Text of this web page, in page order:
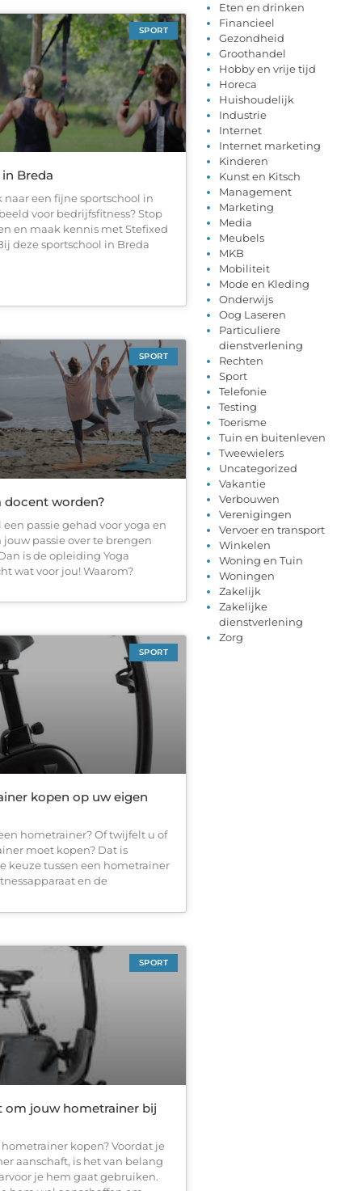
SPORT
Breda
naar een fijne sportschool in
voor bedrijfsfitness? Stop
en maak kennis met Stefixed
deze sportschool in Breda
SPORT
docent worden?
passie gehad voor yoga en
passie over te brengen
is de opleiding Yoga
wat voor jou! Waarom?
SPORT
kopen op uw eigen
hometrainer? Of twijfelt u of
moet kopen? Dat is
keuze tussen een hometrainer
en de
SPORT
om jouw hometrainer bij
kopen? Voordat je
aanschaft, is het van belang
je hem gaat gebruiken.
Eten en drinken
Financieel
Gezondheid
Groothandel
Hobby en vrije tijd
Horeca
Huishoudelijk
Industrie
Internet
Internet marketing
Kinderen
Kunst en Kitsch
Management
Marketing
Media
Meubels
MKB
Mobiliteit
Mode en Kleding
Onderwijs
Oog Laseren
Particuliere
dienstverlening
Rechten
Sport
Telefonie
Testing
Toerisme
Tuin en buitenleven
Tweewielers
Uncategorized
Vakantie
Verbouwen
Verenigingen
Vervoer en transport
Winkelen
Woning en Tuin
Woningen
Zakelijk
Zakelijke
dienstverlening
Zorg